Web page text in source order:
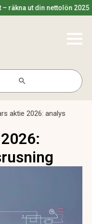
din nettolön 2025
aktie 2026: analys